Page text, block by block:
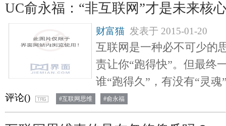
UC俞永福：“非互联网”才是未来核
财富猫 发表于 2015-01-20
互联网是一种必不可少的
责让你“跑得快”。但最终
谁“跑得久”，有没有“灵
评论() #互联网思维 #俞永福